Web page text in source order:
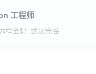
工程师
程全职 武汉光谷